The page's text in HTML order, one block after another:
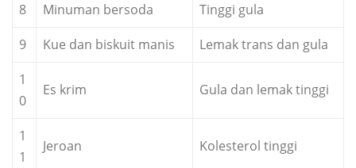
8
Minuman bersoda
Tinggi gula
9
Kue dan biskuit manis
Lemak trans dan gula
1
0
Es krim Gula dan lemak tinggi
1
1
Jeroan Kolesterol tinggi